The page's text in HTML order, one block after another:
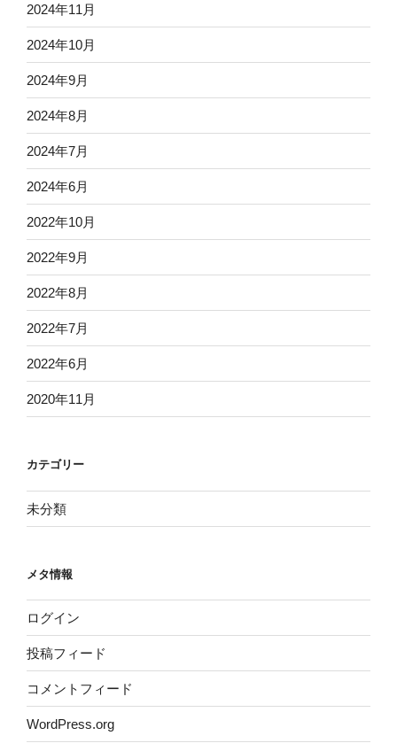
2024年11月
2024年10月
2024年9月
2024年8月
2024年7月
2024年6月
2022年10月
2022年9月
2022年8月
2022年7月
2022年6月
2020年11月
カテゴリー
未分類
メタ情報
ログイン
投稿フィード
コメントフィード
WordPress.org